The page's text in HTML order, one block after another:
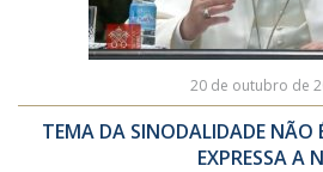
20 de outubro de
TEMA DA SINODALIDADE NÃO
EXPRESSA A